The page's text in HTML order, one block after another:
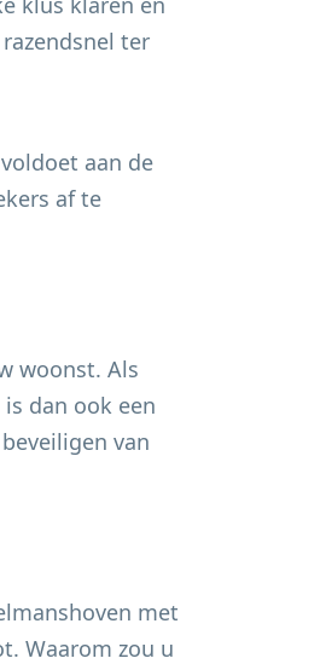
ter
aan de
af te
woonst. Als
dan ook een
van
met
Waarom zou u